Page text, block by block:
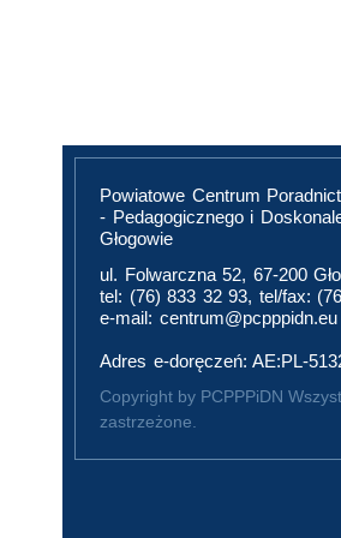
Powiatowe Centrum
- Pedagogicznego i
Głogowie
ul. Folwarczna 52, 67-200
tel: (76) 833 32 93, tel/fax:
e-mail: centrum@pcpppidn.eu
Adres e-doręczeń: AE:PL-
Copyright by PCPPPiDN
zastrzeżone.